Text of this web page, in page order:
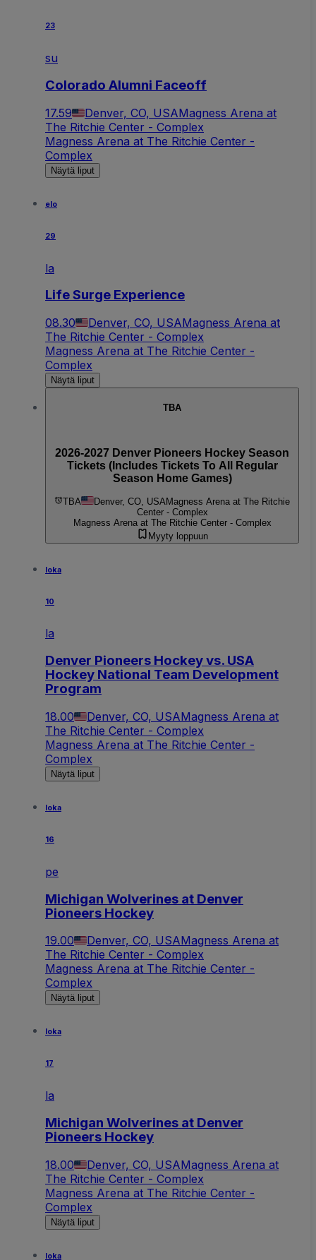
23
su
Colorado Alumni Faceoff
17.59 Denver, CO, USAMagness Arena at
The Ritchie Center - Complex
Magness Arena at The Ritchie Center -
Complex
Näytä liput
elo
29
la
Life Surge Experience
08.30 Denver, CO, USAMagness Arena at
The Ritchie Center - Complex
Magness Arena at The Ritchie Center -
Complex
Näytä liput
TBA
2026-2027 Denver Pioneers Hockey Season
Tickets (Includes Tickets To All Regular
Season Home Games)
TBA Denver, CO, USAMagness Arena at The Ritchie
Center - Complex
Magness Arena at The Ritchie Center - Complex
Myyty loppuun
loka
10
la
Denver Pioneers Hockey vs. USA
Hockey National Team Development
Program
18.00 Denver, CO, USAMagness Arena at
The Ritchie Center - Complex
Magness Arena at The Ritchie Center -
Complex
Näytä liput
loka
16
pe
Michigan Wolverines at Denver
Pioneers Hockey
19.00 Denver, CO, USAMagness Arena at
The Ritchie Center - Complex
Magness Arena at The Ritchie Center -
Complex
Näytä liput
loka
17
la
Michigan Wolverines at Denver
Pioneers Hockey
18.00 Denver, CO, USAMagness Arena at
The Ritchie Center - Complex
Magness Arena at The Ritchie Center -
Complex
Näytä liput
loka